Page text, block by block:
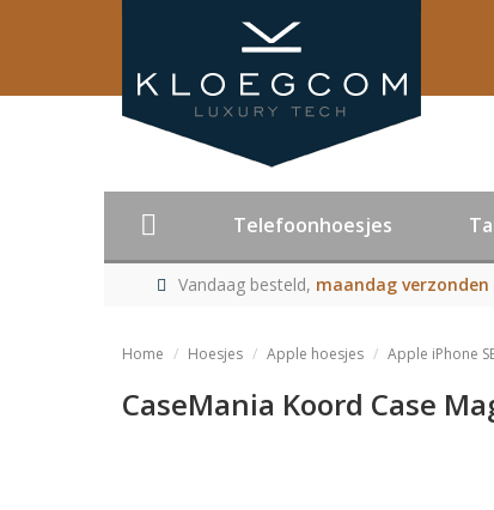
Telefoonhoesjes
Vandaag besteld, maandag verzonden
Home Hoesjes Apple hoesjes Apple iPhone
CaseMania Koord Case